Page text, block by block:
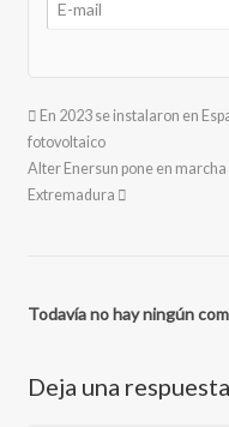
En 2023 se instalaron en
fotovoltaico
Alter Enersun pone en
Extremadura
Todavía no hay ningún
Deja una respuesta